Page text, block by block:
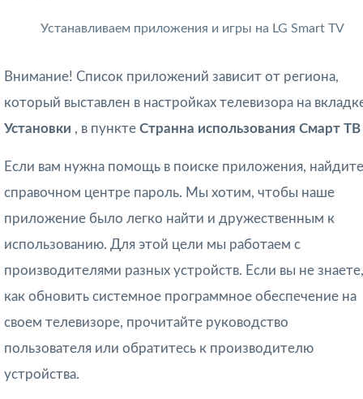
Устанавливаем приложения и игры на LG Smart TV
Внимание! Список приложений зависит от региона,
который выставлен в настройках телевизора на
Установки , в пункте Странна использования Смарт ТВ
Если вам нужна помощь в поиске приложения,
справочном центре пароль. Мы хотим, чтобы наше
приложение было легко найти и дружественным к
использованию. Для этой цели мы работаем с
производителями разных устройств. Если вы не знаете,
как обновить системное программное обеспечение на
своем телевизоре, прочитайте руководство
пользователя или обратитесь к производителю
устройства.